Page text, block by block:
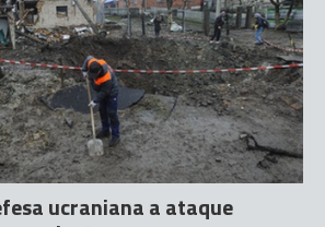
ucraniana a ataque